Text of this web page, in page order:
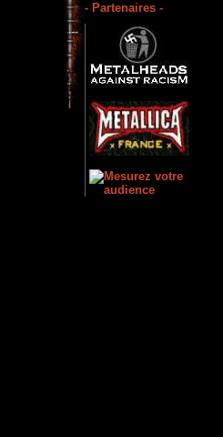
- Partenaires -